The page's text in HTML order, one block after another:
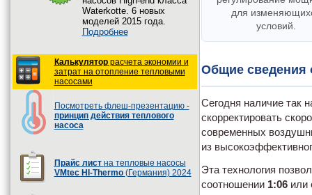
Waterkotte. 6 новых
моделей 2015 года.
Подробнее
Калькуляторрасчета экономии и
затрат на отопление тепловыми
насосами
Посмотреть флеш-презентацию -
принцип действия теплового
насоса
Прайс лист на тепловые насосы
VMtec HI-Thermo (Германия) 2024
для
условий.
Общие сведения
Сегодня наличие так
скорректировать
современных
из
Эта технология
соотношении 1:06или